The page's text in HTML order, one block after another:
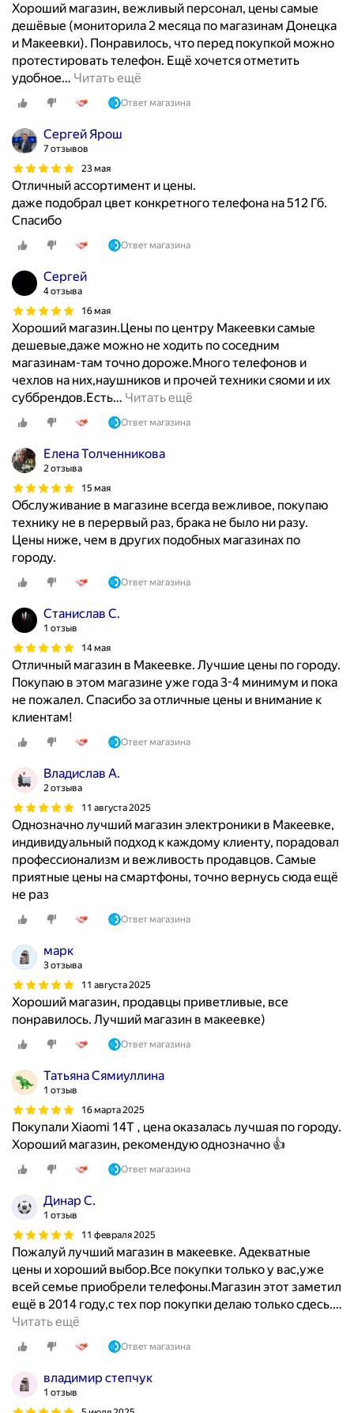
Хороший магазин, вежливый персонал, цены самые
дешёвые (мониторила 2 месяца по магазинам Донецка
и Макеевки). Понравилось, что перед покупкой можно
протестировать телефон. Ещё хочется отметить
удобное… Читать ещё
Ответ магазина
Сергей Ярош
7 отзывов
23 мая
Отличный ассортимент и цены.
даже подобрал цвет конкретного телефона на 512 Гб.
Спасибо
Ответ магазина
Сергей
4 отзыва
16 мая
Хороший магазин.Цены по центру Макеевки самые
дешевые,даже можно не ходить по соседним
магазинам-там точно дороже.Много телефонов и
чехлов на них,наушников и прочей техники сяоми и их
суббрендов.Есть… Читать ещё
Ответ магазина
Елена Толченникова
2 отзыва
15 мая
Обслуживание в магазине всегда вежливое, покупаю
технику не в перервый раз, брака не было ни разу.
Цены ниже, чем в других подобных магазинах по
городу.
Ответ магазина
Станислав С.
1 отзыв
14 мая
Отличный магазин в Макеевке. Лучшие цены по городу.
Покупаю в этом магазине уже года 3-4 минимум и пока
не пожалел. Спасибо за отличные цены и внимание к
клиентам!
Ответ магазина
Владислав A.
2 отзыва
11 августа 2025
Однозначно лучший магазин электроники в Макеевке,
индивидуальный подход к каждому клиенту, порадовал
профессионализм и вежливость продавцов. Самые
приятные цены на смартфоны, точно вернусь сюда ещё
не раз
Ответ магазина
марк
3 отзыва
11 августа 2025
Хороший магазин, продавцы приветливые, все
понравилось. Лучший магазин в макеевке)
Ответ магазина
Татьяна Сямиуллина
1 отзыв
16 марта 2025
Покупали Xiaomi 14T , цена оказалась лучшая по городу.
Хороший магазин, рекомендую однозначно 👍
Ответ магазина
Динар С.
1 отзыв
11 февраля 2025
Пожалуй лучший магазин в макеевке. Адекватные
цены и хороший выбор.Все покупки только у вас,уже
всей семье приобрели телефоны.Магазин этот заметил
ещё в 2014 году,с тех пор покупки делаю только сдесь.…
Читать ещё
Ответ магазина
владимир степчук
1 отзыв